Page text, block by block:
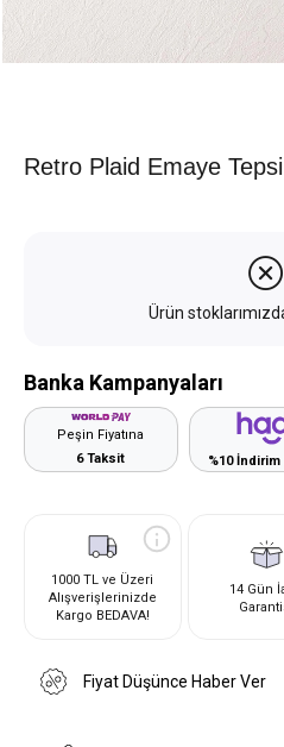
Retro Plaid Emaye
Ürün
Banka Kampanyaları
Peşin Fiyatına
6 Taksit
%10 İndirim
1000 TL ve Üzeri
Alışverişlerinizde
Kargo BEDAVA!
14 Gün
Fiyat Düşünce Haber Ver